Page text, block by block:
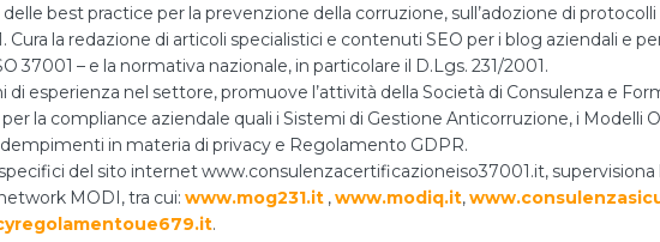
best practice per la prevenzione della corruzione, sull’adozione di
la redazione di articoli specialistici e contenuti SEO per i blog aziendali e
37001 – e la normativa nazionale, in particolare il D.Lgs. 231/2001.
esperienza nel settore, promuove l’attività della Società di Consulenza e
la compliance aziendale quali i Sistemi di Gestione Anticorruzione, i Modelli
in materia di privacy e Regolamento GDPR.
del sito internet www.consulenzacertificazioneiso37001.it,
MODI, tra cui: www.mog231.it ,www.modiq.it,
.